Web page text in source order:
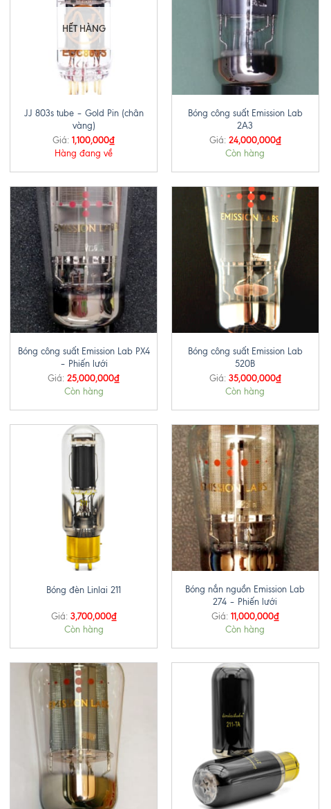
HẾT HÀNG
JJ 803s tube – Gold Pin (chân
vàng)
Giá: 1,100,000₫
Hàng đang về
Bóng công suất Emission Lab
2A3
Giá: 24,000,000₫
Còn hàng
+
Bóng công suất Emission Lab PX4
– Phiến lưới
Giá: 25,000,000₫
Còn hàng
Bóng công suất Emission Lab
520B
Giá: 35,000,000₫
Còn hàng
Bóng đèn Linlai 211
Giá: 3,700,000₫
Còn hàng
+
Bóng nắn nguồn Emission Lab
274 – Phiến lưới
Giá: 11,000,000₫
Còn hàng